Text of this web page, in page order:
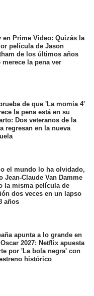
en Prime Video: Quizás la
película de Jason
de los últimos años
merece la pena ver
de que 'La momia 4'
la pena está en su
Dos veteranos de la
regresan en la nueva
el mundo lo ha olvidado,
Jean-Claude Van Damme
la misma película de
dos veces en un lapso
años
apunta a lo grande en
Oscar 2027: Netflix apuesta
por 'La bola negra' con
histórico